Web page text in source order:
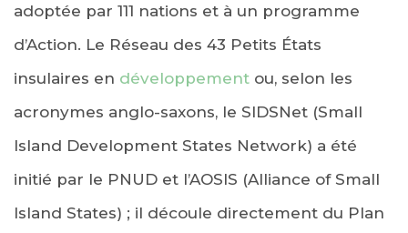
adoptée par 111 nations et à un programme
d’Action. Le Réseau des 43 Petits États
insulaires en développement ou, selon les
acronymes anglo-saxons, le SIDSNet (Small
Island Development States Network) a été
initié par le PNUD et l’AOSIS (Alliance of Small
Island States) ; il découle directement du Plan